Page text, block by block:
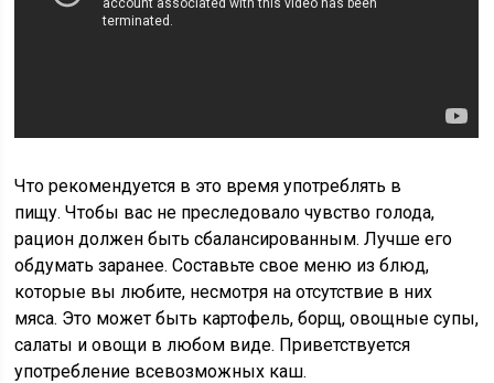
Что рекомендуется в это время употреблять в
пищу. Чтобы вас не преследовало чувство голода,
рацион должен быть сбалансированным. Лучше его
обдумать заранее. Составьте свое меню из блюд,
которые вы любите, несмотря на отсутствие в них
мяса. Это может быть картофель, борщ, овощные супы,
салаты и овощи в любом виде. Приветствуется
употребление всевозможных каш.